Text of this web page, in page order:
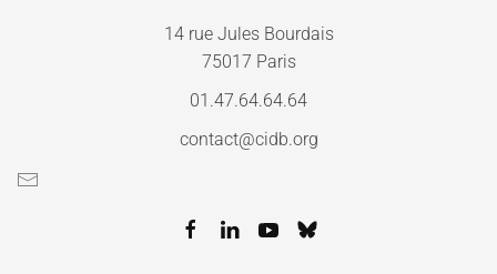
14 rue Jules Bourdais
75017 Paris
01.47.64.64.64
contact@cidb.org